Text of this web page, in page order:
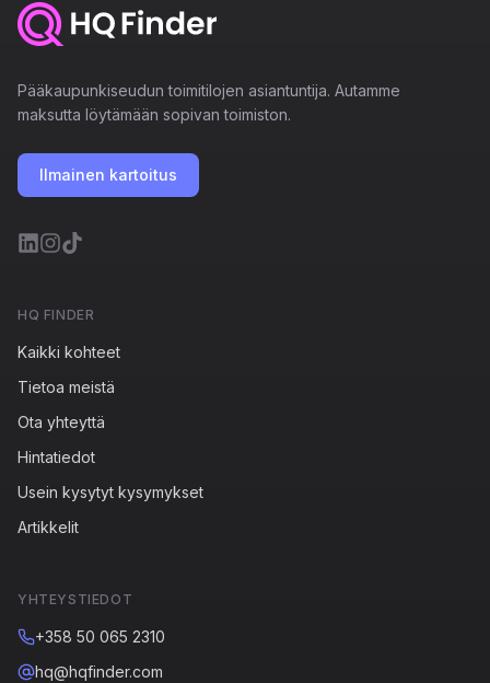
Pääkaupunkiseudun toimitilojen asiantuntija. Autamme
maksutta löytämään sopivan toimiston.
Ilmainen kartoitus
HQ FINDER
Kaikki kohteet
Tietoa meistä
Ota yhteyttä
Hintatiedot
Usein kysytyt kysymykset
Artikkelit
YHTEYSTIEDOT
+358 50 065 2310
hq@hqfinder.com